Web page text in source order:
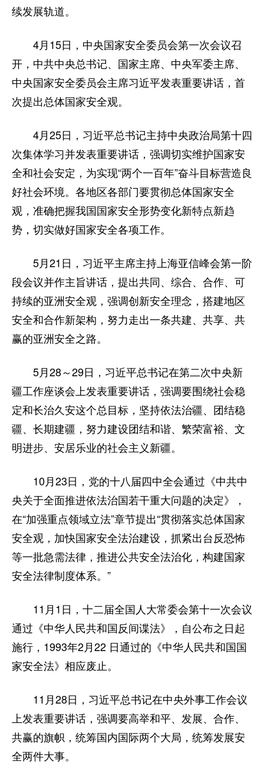
续发展轨道。
4月15日，中央国家安全委员会第一次会议召
开，中共中央总书记、国家主席、中央军委主席、
中央国家安全委员会主席习近平发表重要讲话，首
次提出总体国家安全观。
4月25日，习近平总书记主持中央政治局第十四
次集体学习并发表重要讲话，强调切实维护国家安
全和社会安定，为实现“两个一百年”奋斗目标营造良
好社会环境。各地区各部门要贯彻总体国家安全
观，准确把握我国国家安全形势变化新特点新趋
势，切实做好国家安全各项工作。
5月21日，习近平主席主持上海亚信峰会第一阶
段会议并作主旨讲话，提出共同、综合、合作、可
持续的亚洲安全观，强调创新安全理念，搭建地区
安全和合作新架构，努力走出一条共建、共享、共
赢的亚洲安全之路。
5月28～29日，习近平总书记在第二次中央新
疆工作座谈会上发表重要讲话，强调要围绕社会稳
定和长治久安这个总目标，坚持依法治疆、团结稳
疆、长期建疆，努力建设团结和谐、繁荣富裕、文
明进步、安居乐业的社会主义新疆。
10月23日，党的十八届四中全会通过《中共中
央关于全面推进依法治国若干重大问题的决定》，
在“加强重点领域立法”章节提出“贯彻落实总体国家
安全观，加快国家安全法治建设，抓紧出台反恐怖
等一批急需法律，推进公共安全法治化，构建国家
安全法律制度体系。”
11月1日，十二届全国人大常委会第十一次会议
通过《中华人民共和国反间谍法》，自公布之日起
施行，1993年2月22 日通过的《中华人民共和国国
家安全法》相应废止。
11月28日，习近平总书记在中央外事工作会议
上发表重要讲话，强调要高举和平、发展、合作、
共赢的旗帜，统筹国内国际两个大局，统筹发展安
全两件大事。